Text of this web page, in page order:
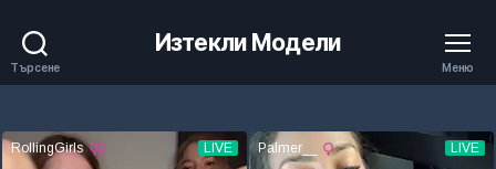
Търсене
Изтекли Модели
Меню